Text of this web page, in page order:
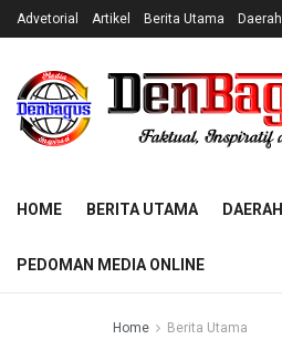
Advetorial Artikel Berita Utama Daerah
HOME BERITA UTAMA DAERAH
PEDOMAN MEDIA ONLINE
Home Berita Utama